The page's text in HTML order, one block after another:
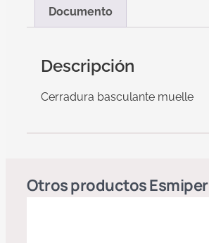
Documento
Descripción
Cerradura basculante muelle
Otros productosEsmiper